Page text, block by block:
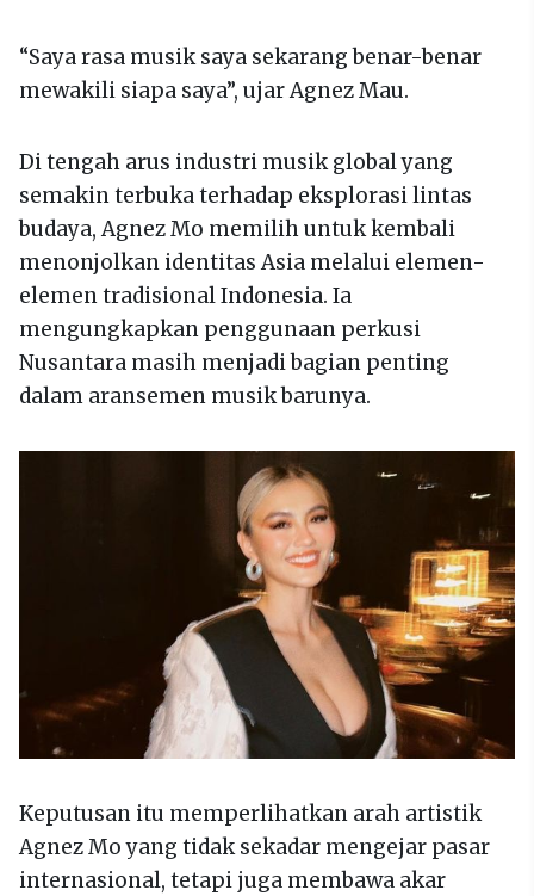
“Saya rasa musik saya sekarang benar-benar
mewakili siapa saya”, ujar Agnez Mau.
Di tengah arus industri musik global yang
semakin terbuka terhadap eksplorasi lintas
budaya, Agnez Mo memilih untuk kembali
menonjolkan identitas Asia melalui elemen-
elemen tradisional Indonesia. Ia
mengungkapkan penggunaan perkusi
Nusantara masih menjadi bagian penting
dalam aransemen musik barunya.
Keputusan itu memperlihatkan arah artistik
Agnez Mo yang tidak sekadar mengejar pasar
internasional, tetapi juga membawa akar